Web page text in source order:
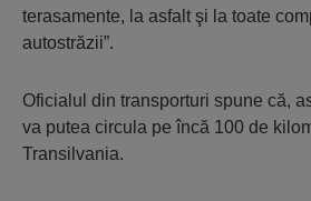
terasamente, la asfalt şi la toate
autostrăzii”.
Oficialul din transporturi spune că,
va putea circula pe încă 100 de
Transilvania.